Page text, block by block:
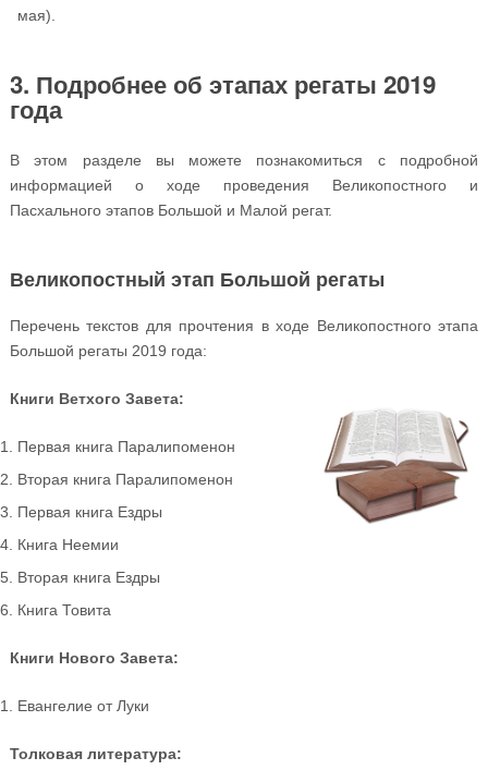
мая).
3. Подробнее об этапах регаты 2019
года
В этом разделе вы можете познакомиться с подробной
информацией о ходе проведения Великопостного и
Пасхального этапов Большой и Малой регат.
Великопостный этап Большой регаты
Перечень текстов для прочтения в ходе Великопостного этапа
Большой регаты 2019 года:
Книги Ветхого Завета:
Первая книга Паралипоменон
Вторая книга Паралипоменон
Первая книга Ездры
Книга Неемии
Вторая книга Ездры
Книга Товита
Книги Нового Завета:
Евангелие от Луки
Толковая литература: